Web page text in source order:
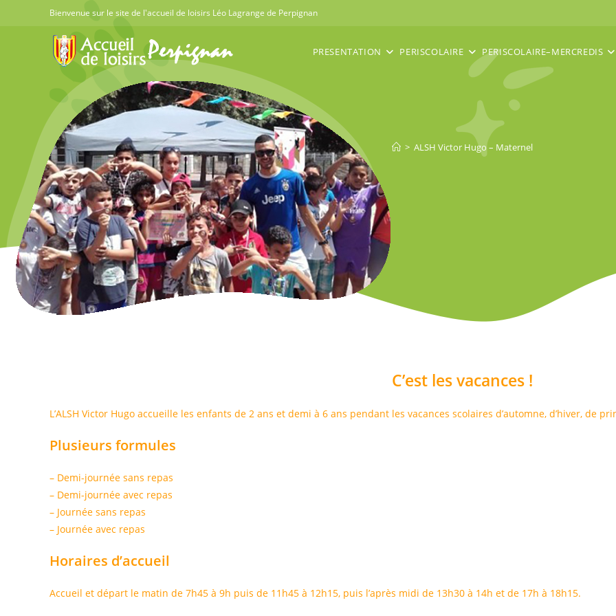
Bienvenue sur le site de l'accueil de loisirs Léo Lagrange de Perpignan
PRESENTATION PERISCOLAIRE PERISCOLAIRE–MERCREDIS
> ALSH Victor Hugo – Maternel
C’est les vacances !
L’ALSH Victor Hugo accueille les enfants de 2 ans et demi à 6 ans pendant les vacances scolaires d’automne, d’hiver, de
Plusieurs formules
– Demi-journée sans repas
– Demi-journée avec repas
– Journée sans repas
– Journée avec repas
Horaires d’accueil
Accueil et départ le matin de 7h45 à 9h puis de 11h45 à 12h15, puis l’après midi de 13h30 à 14h et de 17h à 18h15.